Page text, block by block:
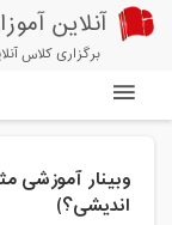
آنلاین
برگزاری کلاس آنلاین (10روز
اندیشی؟)